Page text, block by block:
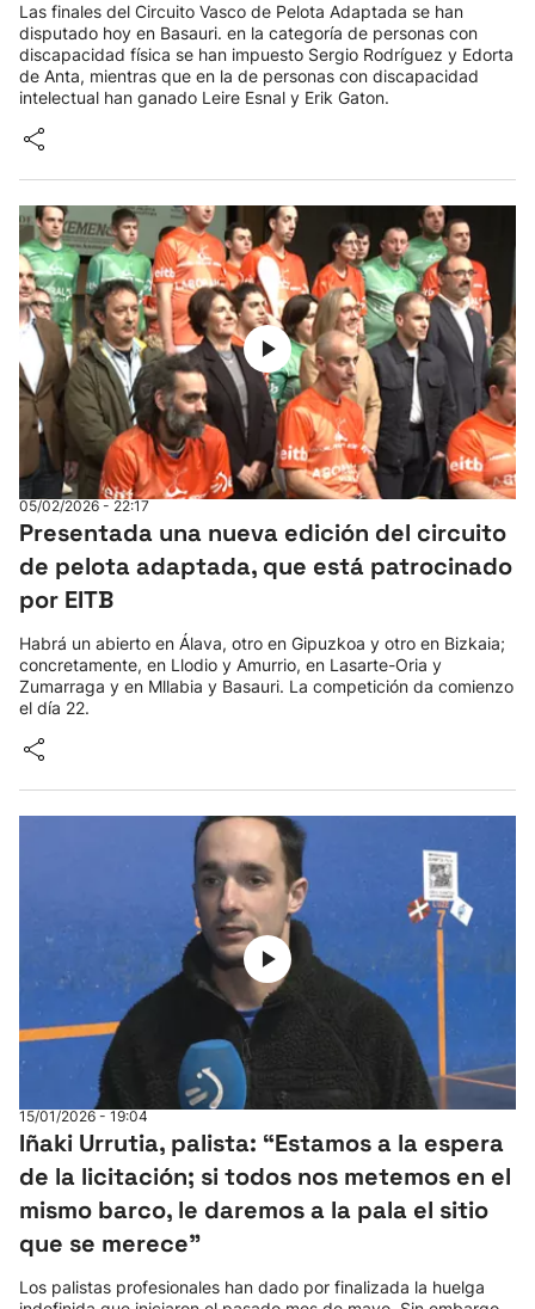
Las finales del Circuito Vasco de Pelota Adaptada se han
disputado hoy en Basauri. en la categoría de personas con
discapacidad física se han impuesto Sergio Rodríguez y Edorta
de Anta, mientras que en la de personas con discapacidad
intelectual han ganado Leire Esnal y Erik Gaton.
05/02/2026 - 22:17
Presentada una nueva edición del circuito
de pelota adaptada, que está patrocinado
por EITB
Habrá un abierto en Álava, otro en Gipuzkoa y otro en Bizkaia;
concretamente, en Llodio y Amurrio, en Lasarte-Oria y
Zumarraga y en Mllabia y Basauri. La competición da comienzo
el día 22.
15/01/2026 - 19:04
Iñaki Urrutia, palista: “Estamos a la espera
de la licitación; si todos nos metemos en el
mismo barco, le daremos a la pala el sitio
que se merece”
Los palistas profesionales han dado por finalizada la huelga